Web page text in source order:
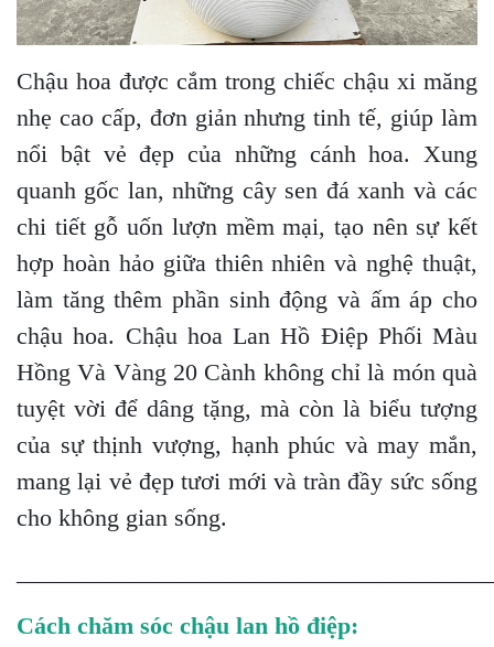
Chậu hoa được cắm trong chiếc chậu xi măng
nhẹ cao cấp, đơn giản nhưng tinh tế, giúp làm
nổi bật vẻ đẹp của những cánh hoa. Xung
quanh gốc lan, những cây sen đá xanh và các
chi tiết gỗ uốn lượn mềm mại, tạo nên sự kết
hợp hoàn hảo giữa thiên nhiên và nghệ thuật,
làm tăng thêm phần sinh động và ấm áp cho
chậu hoa. Chậu hoa Lan Hồ Điệp Phối Màu
Hồng Và Vàng 20 Cành không chỉ là món quà
tuyệt vời để dâng tặng, mà còn là biểu tượng
của sự thịnh vượng, hạnh phúc và may mắn,
mang lại vẻ đẹp tươi mới và tràn đầy sức sống
cho không gian sống.
Cách chăm sóc chậu lan hồ điệp: